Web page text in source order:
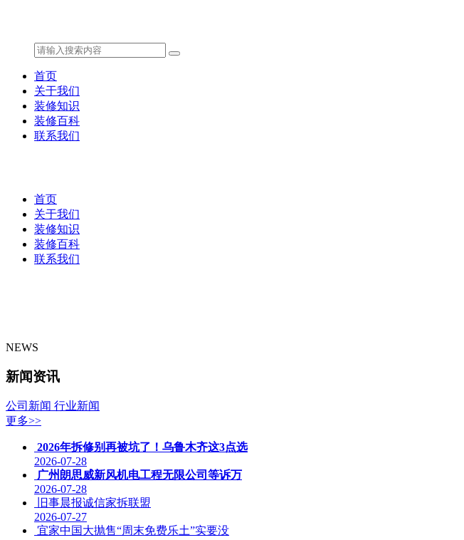
首页
关于我们
装修知识
装修百科
联系我们
首页
关于我们
装修知识
装修百科
联系我们
NEWS
新闻资讯
公司新闻 行业新闻
更多>>
2026年拆修别再被坑了！乌鲁木齐这3点选
2026-07-28
广州朗思威新风机电工程无限公司等诉万
2026-07-28
旧事晨报诚信家拆联盟
2026-07-27
宜家中国大抛售“周末免费乐土”实要没